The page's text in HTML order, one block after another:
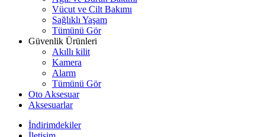
Vücut ve Cilt Bakımı
Sağlıklı Yaşam
Tümünü Gör
Güvenlik Ürünleri
Akıllı kilit
Kamera
Alarm
Tümünü Gör
Oto Aksesuar
Aksesuarlar
İndirimdekiler